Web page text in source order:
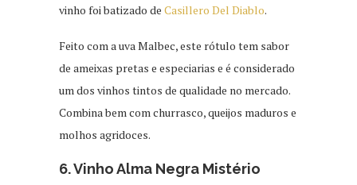
vinho foi batizado de Casillero Del Diablo.
Feito com a uva Malbec, este rótulo tem sabor
de ameixas pretas e especiarias e é considerado
um dos vinhos tintos de qualidade no mercado.
Combina bem com churrasco, queijos maduros e
molhos agridoces.
6. Vinho Alma Negra Mistério